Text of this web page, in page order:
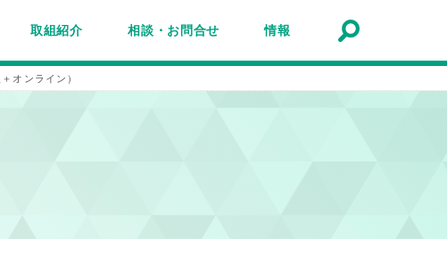
て
取組紹介
パートナーシップ紹介
主催事業報告
各種事例
メールマガジン
メルマガ登録
相談・お問合せ 情報
オンライン）